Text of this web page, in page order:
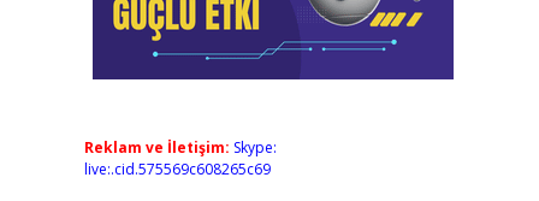
Reklam ve İletişim: Skype:
live:.cid.575569c608265c69